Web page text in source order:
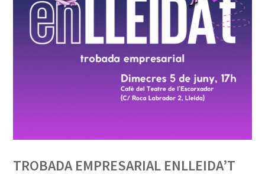
TROBADA EMPRESARIAL ENLLEIDA’T